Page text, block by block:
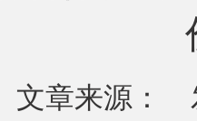
文章来源：